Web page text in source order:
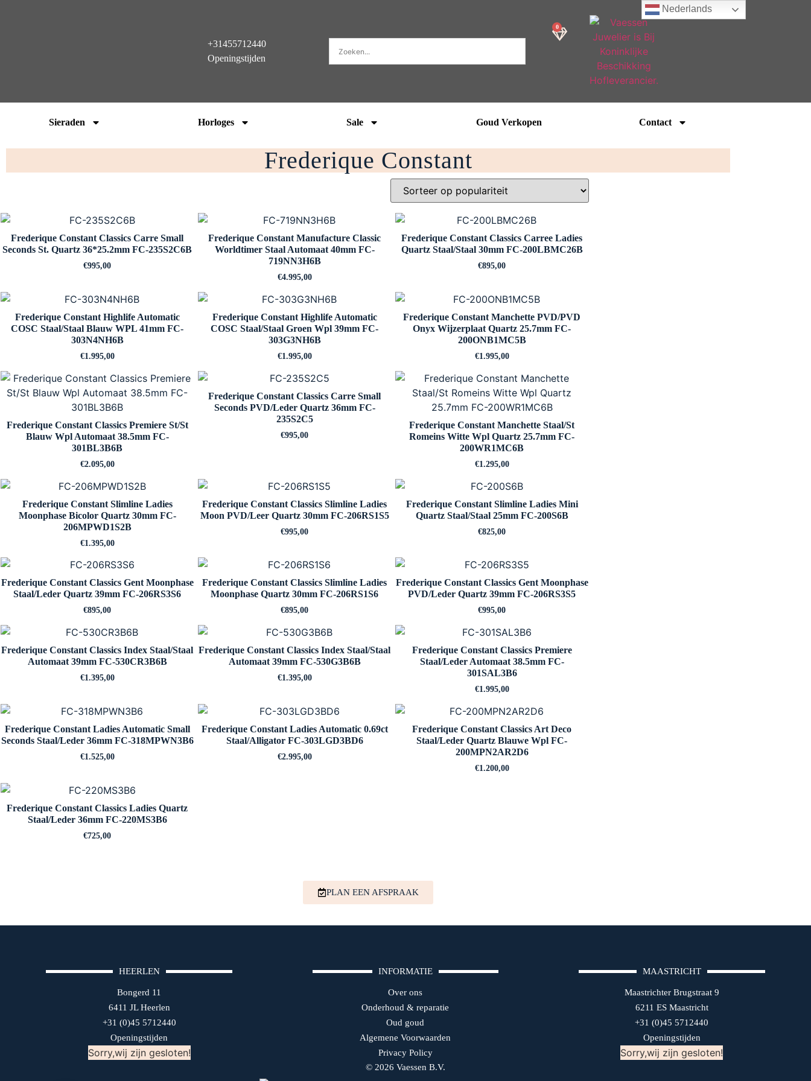
+31455712440
Openingstijden
0
Sieraden Horloges Sale Goud Verkopen Contact
Frederique Constant
Frederique Constant Classics Carre Small
Seconds St. Quartz 36*25.2mm FC-235S2C6B
€995,00
Frederique Constant Manufacture Classic
Worldtimer Staal Automaat 40mm FC-
719NN3H6B
€4.995,00
Frederique Constant Classics Carree Ladies
Quartz Staal/Staal 30mm FC-200LBMC26B
€895,00
Frederique Constant Highlife Automatic
COSC Staal/Staal Blauw WPL 41mm FC-
303N4NH6B
€1.995,00
Frederique Constant Highlife Automatic
COSC Staal/Staal Groen Wpl 39mm FC-
303G3NH6B
€1.995,00
Frederique Constant Manchette PVD/PVD
Onyx Wijzerplaat Quartz 25.7mm FC-
200ONB1MC5B
€1.995,00
Frederique Constant Classics Premiere St/St
Blauw Wpl Automaat 38.5mm FC-
301BL3B6B
€2.095,00
Frederique Constant Classics Carre Small
Seconds PVD/Leder Quartz 36mm FC-
235S2C5
€995,00
Frederique Constant Manchette Staal/St
Romeins Witte Wpl Quartz 25.7mm FC-
200WR1MC6B
€1.295,00
Frederique Constant Slimline Ladies
Moonphase Bicolor Quartz 30mm FC-
206MPWD1S2B
€1.395,00
Frederique Constant Classics Slimline Ladies
Moon PVD/Leer Quartz 30mm FC-206RS1S5
€995,00
Frederique Constant Slimline Ladies Mini
Quartz Staal/Staal 25mm FC-200S6B
€825,00
Frederique Constant Classics Gent Moonphase
Staal/Leder Quartz 39mm FC-206RS3S6
€895,00
Frederique Constant Classics Slimline Ladies
Moonphase Quartz 30mm FC-206RS1S6
€895,00
Frederique Constant Classics Gent Moonphase
PVD/Leder Quartz 39mm FC-206RS3S5
€995,00
Frederique Constant Classics Index Staal/Staal
Automaat 39mm FC-530CR3B6B
€1.395,00
Frederique Constant Classics Index Staal/Staal
Automaat 39mm FC-530G3B6B
€1.395,00
Frederique Constant Classics Premiere
Staal/Leder Automaat 38.5mm FC-
301SAL3B6
€1.995,00
Frederique Constant Ladies Automatic Small
Seconds Staal/Leder 36mm FC-318MPWN3B6
€1.525,00
Frederique Constant Ladies Automatic 0.69ct
Staal/Alligator FC-303LGD3BD6
€2.995,00
Frederique Constant Classics Art Deco
Staal/Leder Quartz Blauwe Wpl FC-
200MPN2AR2D6
€1.200,00
Frederique Constant Classics Ladies Quartz
Staal/Leder 36mm FC-220MS3B6
€725,00
PLAN EEN AFSPRAAK
HEERLEN
Bongerd 11
6411 JL Heerlen
+31 (0)45 5712440
Openingstijden
Sorry,wij zijn gesloten!
INFORMATIE
Over ons
Onderhoud & reparatie
Oud goud
Algemene Voorwaarden
Privacy Policy
© 2026 Vaessen B.V.
MAASTRICHT
Maastrichter Brugstraat 9
6211 ES Maastricht
+31 (0)45 5712440
Openingstijden
Sorry,wij zijn gesloten!
Nederlands